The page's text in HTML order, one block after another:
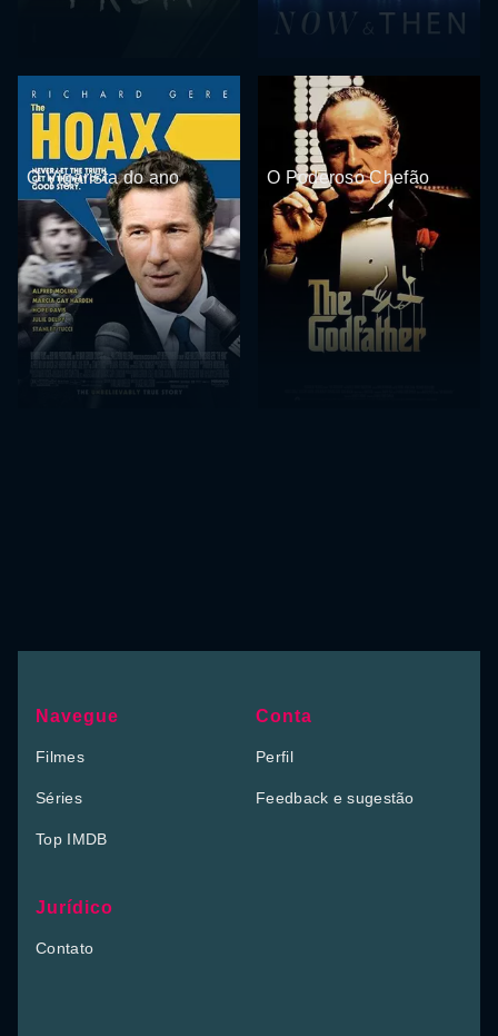
O Vigarista do ano O Poderoso Chefão
Navegue
Filmes
Séries
Top IMDB
Conta
Perfil
Feedback e sugestão
Jurídico
Contato